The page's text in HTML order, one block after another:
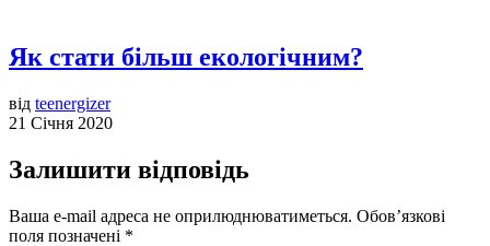
Як стати більш екологічним?
від teenergizer
21 Січня 2020
Залишити відповідь
Ваша e-mail адреса не оприлюднюватиметься. Обов’язкові
поля позначені *